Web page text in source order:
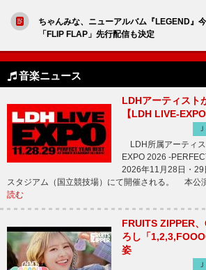
ちゃんみな、ニューアルバム『LEGEND』
「FLIP FLAP」先行配信も決定
音楽ニュース
LDHアーティスト
【LDH LIVE-
LDH所属アーティ
EXPO 2026 -
2026年11月28日・29
スタジアム（国立競技場）にて開催される。 本公
読む
FRUITS ZIPPER
ろし「
姿